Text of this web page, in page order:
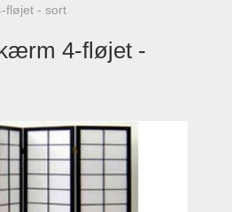
fløjet - sort
4-fløjet -